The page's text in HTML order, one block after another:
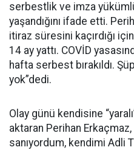
serbestlik ve imza
yaşandığını ifade etti.
itiraz süresini kaçırdığı
14 ay yattı. COVİD
hafta serbest bırakıldı.
yok”dedi.
Olay günü kendisine
aktaran Perihan
sanıyordum, kendimi Adli